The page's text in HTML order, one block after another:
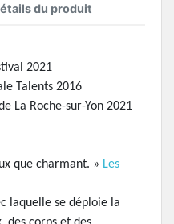
du produit
2021
Talents 2016
La Roche-sur-Yon 2021
que charmant. » Les
laquelle se déploie la